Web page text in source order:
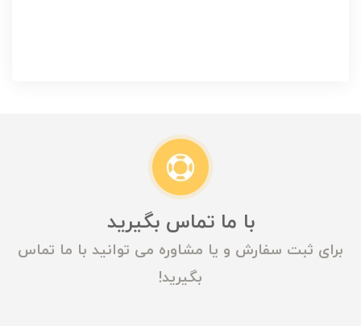
با ما تماس بگیرید
برای ثبت سفارش و یا مشاوره می توانید با ما تماس
بگیرید!